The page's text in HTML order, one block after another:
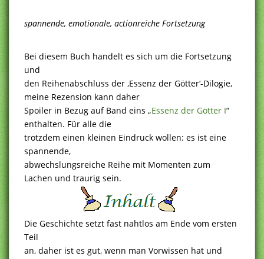
spannende, emotionale, actionreiche Fortsetzung
Bei diesem Buch handelt es sich um die Fortsetzung
und
den Reihenabschluss der ‚Essenz der Götter‘-Dilogie,
meine Rezension kann daher
Spoiler in Bezug auf Band eins „Essenz der Götter I“
enthalten. Für alle die
trotzdem einen kleinen Eindruck wollen: es ist eine
spannende,
abwechslungsreiche Reihe mit Momenten zum
Lachen und traurig sein.
Die Geschichte setzt fast nahtlos am Ende vom ersten
Teil
an, daher ist es gut, wenn man Vorwissen hat und